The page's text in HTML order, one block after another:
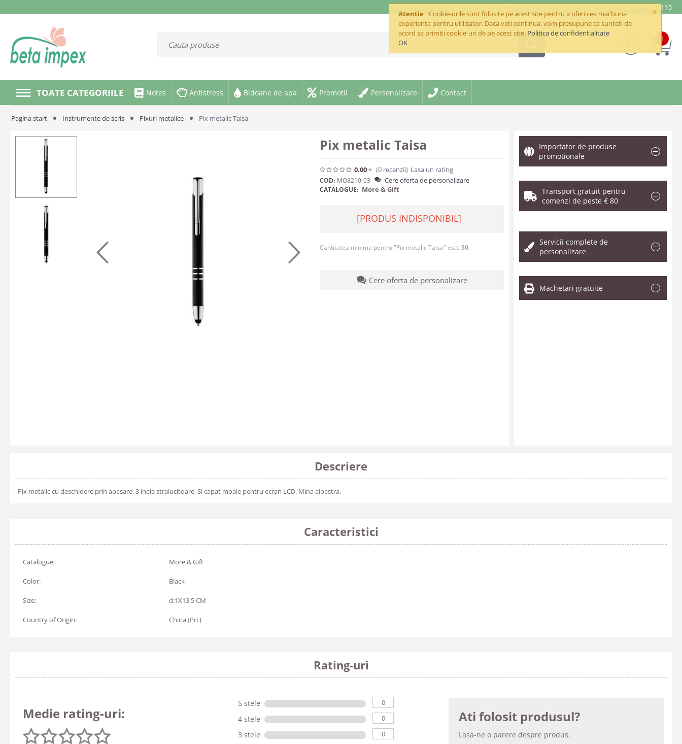
×
Atentie
Cookie-urile sunt folosite pe acest site pentru a oferi cea mai buna
experienta pentru utilizator. Daca veti continua, vom presupune ca sunteti de
acord sa primiti cookie-uri de pe acest site. Politica de confidentialitate
OK
office@betaimpex.ro Mobil: +40 722 287 335 Telefon: +40 21 320 03 15
0
TOATE CATEGORIILE Notes Antistress Bidoane de apa Promotii Personalizare Contact
Pagina start Instrumente de scris Pixuri metalice Pix metalic Taisa
Pix metalic Taisa
0.00 (0 recenzii) Lasa un rating
COD: MO8210-03 Cere oferta de personalizare
CATALOGUE: More & Gift
[PRODUS INDISPONIBIL]
Cantitatea minima pentru "Pix metalic Taisa" este 50.
Cere oferta de personalizare
Importator de produse
promotionale
Transport gratuit pentru
comenzi de peste € 80
Servicii complete de
personalizare
Machetari gratuite
Descriere
Pix metalic cu deschidere prin apasare, 3 inele stralucitoare, Si capat moale pentru ecran LCD. Mina albastra.
Caracteristici
Catalogue: More & Gift
Color: Black
Size: d:1X13,5 CM
Country of Origin: China (Prc)
Rating-uri
Medie rating-uri:
5 stele 0
4 stele 0
3 stele 0
Ati folosit produsul?
Lasa-ne o parere despre produs.